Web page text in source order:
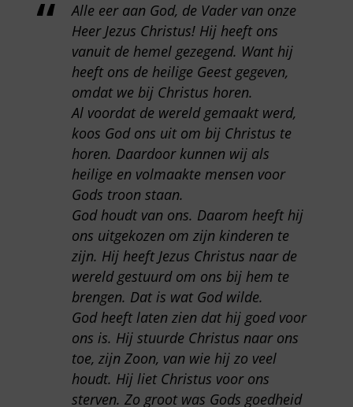
Alle eer aan God, de Vader van onze
Heer Jezus Christus! Hij heeft ons
vanuit de hemel gezegend. Want hij
heeft ons de heilige Geest gegeven,
omdat we bij Christus horen.
Al voordat de wereld gemaakt werd,
koos God ons uit om bij Christus te
horen. Daardoor kunnen wij als
heilige en volmaakte mensen voor
Gods troon staan.
God houdt van ons. Daarom heeft hij
ons uitgekozen om zijn kinderen te
zijn. Hij heeft Jezus Christus naar de
wereld gestuurd om ons bij hem te
brengen. Dat is wat God wilde.
God heeft laten zien dat hij goed voor
ons is. Hij stuurde Christus naar ons
toe, zijn Zoon, van wie hij zo veel
houdt. Hij liet Christus voor ons
sterven. Zo groot was Gods goedheid